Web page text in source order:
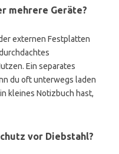
mehrere Geräte?
externen Festplatten
Ein separates
du oft unterwegs laden
kleines Notizbuch hast,
vor Diebstahl?